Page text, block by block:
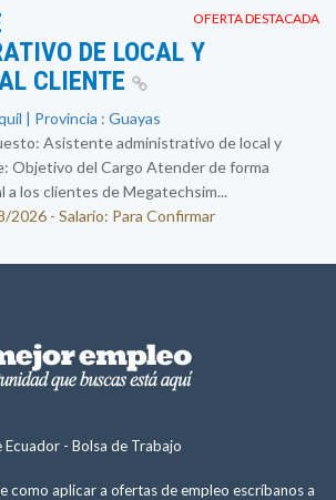
OFERTA DESTACADA
DE LOCAL Y
CLIENTE
| Provincia : Guayas
Asistente administrativo de local y
Objetivo del Cargo Atender de forma
a los clientes de Megatechsim...
2026 - Salario: Para Confirmar
Ecuador - Bolsa de Trabajo
como aplicar a ofertas de empleo escríbanos a